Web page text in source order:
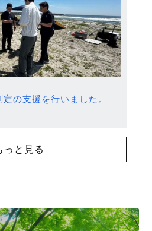
の支援を行いました。
っと見る